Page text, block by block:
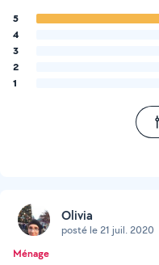
5
4
3
2
1
Olivia
posté le 21 juil. 2020
Ménage